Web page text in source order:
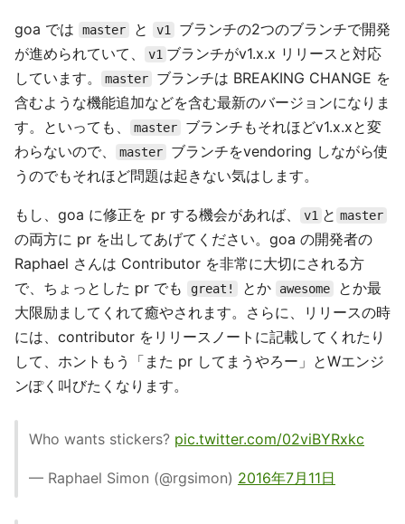
goa では master と v1
ブランチの2つのブランチで開発
が進められていて、
v1 ブランチがv1.x.x リリースと対応
しています。
master
ブランチは BREAKING CHANGE を
含むような機能追加などを含む最新のバージョンになりま
す。といっても、
master
ブランチもそれほどv1.x.xと変
わらないので、
master
ブランチをvendoring しながら使
うのでもそれほど問題は起きない気はします。
もし、goa に修正を pr する機会があれば、 v1 と master
の両方に pr を出してあげてください。goa の開発者の
Raphael さんは Contributor を非常に大切にされる方
で、ちょっとした pr でも
great! とか awesome
とか最
大限励ましてくれて癒やされます。さらに、リリースの時
には、contributor をリリースノートに記載してくれたり
して、ホントもう「また pr してまうやろー」とWエンジ
ンぽく叫びたくなります。
Who wants stickers? pic.twitter.com/02viBYRxkc
— Raphael Simon (@rgsimon) 2016年7月11日